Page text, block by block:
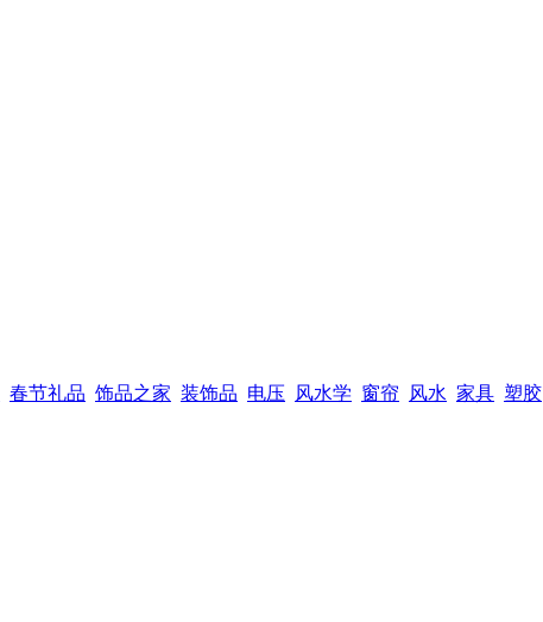
春节礼品 饰品之家 装饰品 电压 风水学 窗帘 风水 家具 塑胶